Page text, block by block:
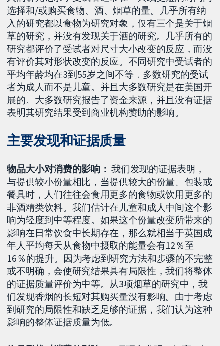
选择和/或购买食物、酒、烟草的量。几乎所有纳
入的研究都以食物为研究对象，仅有三个是关于烟
草的研究，并没有发现关于酒的研究。几乎所有的
研究都评价了受试者对尺寸大小改变的反应，而没
有评价其对形状改变的反应。不同研究中受试者的
平均年龄均在3到55岁之间不等，多数研究的受试
者为成人而不是儿童。并且大多数研究是在美国开
展的。大多数研究报告了资金来源，并且没有证据
表明其研究结果受到商业机构赞助的影响。
主要发现和证据质量
物品大小对消费的影响： 我们发现的证据表明，
与提供较小份量相比，当提供较大的份量、包装或
餐具时，人们往往会食用更多的食物或饮用更多的
非酒精类饮料。我们估计在儿童和成人中间这个影
响为轻度到中等程度。如果这个份量改变所带来的
影响在日常饮食中长期存在，那么就相当于英国成
年人平均每天从食物中摄取的能量会有12％至
16％的提升。因为考虑到研究方法和步骤的不完整
或不明确，会使研究结果具有局限性，我们将整体
的证据质量评价为中等。从3项烟草的研究中，我
们发现香烟的长短对其购买量没有影响。由于考虑
到研究的局限性和缺乏足够的证据，我们认为这种
影响的整体证据质量为低。